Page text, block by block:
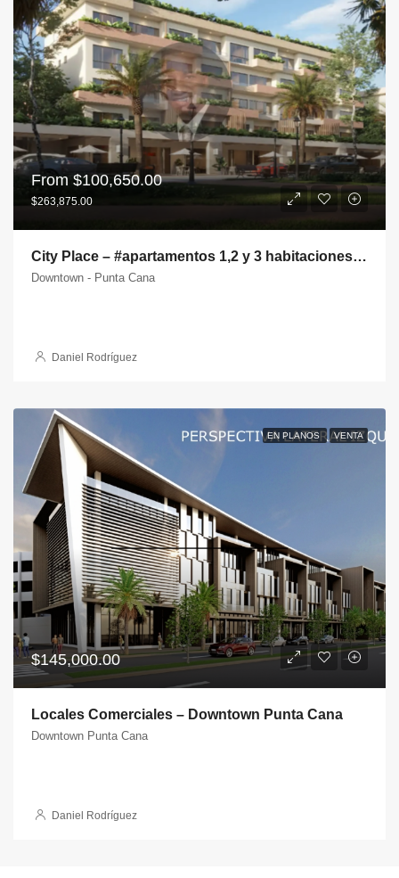
From $100,650.00
$263,875.00
City Place – #apartamentos 1,2 y 3 habitaciones en Downtown Punta Cana
Downtown - Punta Cana
Daniel Rodríguez
EN PLANOS VENTA
$145,000.00
Locales Comerciales – Downtown Punta Cana
Downtown Punta Cana
Daniel Rodríguez